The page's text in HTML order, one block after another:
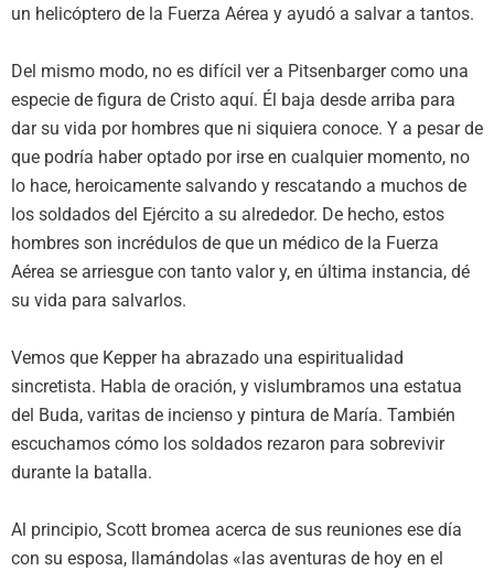
un helicóptero de la Fuerza Aérea y ayudó a salvar a tantos.
Del mismo modo, no es difícil ver a Pitsenbarger como una
especie de figura de Cristo aquí. Él baja desde arriba para
dar su vida por hombres que ni siquiera conoce. Y a pesar de
que podría haber optado por irse en cualquier momento, no
lo hace, heroicamente salvando y rescatando a muchos de
los soldados del Ejército a su alrededor. De hecho, estos
hombres son incrédulos de que un médico de la Fuerza
Aérea se arriesgue con tanto valor y, en última instancia, dé
su vida para salvarlos.
Vemos que Kepper ha abrazado una espiritualidad
sincretista. Habla de oración, y vislumbramos una estatua
del Buda, varitas de incienso y pintura de María. También
escuchamos cómo los soldados rezaron para sobrevivir
durante la batalla.
Al principio, Scott bromea acerca de sus reuniones ese día
con su esposa, llamándolas «las aventuras de hoy en el